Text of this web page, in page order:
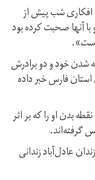
افکاری شب پیش از
و با آنها صحبت کرده بود
شدن خود و دو برادرش
فارس خبر داده
بر اساس این فایل صوتی، پزشکان بین ۱۰ تا ۱۵ نقطه بدن او را که بر اثر
گرفته‌اند.
عادل‌آباد زندانی